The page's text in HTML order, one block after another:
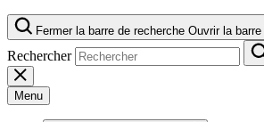
Fermer la barre de recherche Ouvrir la
Rechercher
Menu